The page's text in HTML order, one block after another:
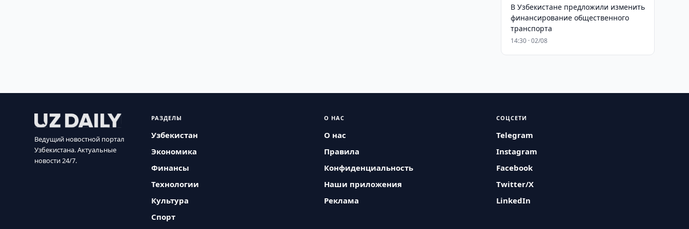
В Узбекистане предложили изменить
финансирование общественного
транспорта
14:30 · 02/08
Ведущий новостной портал
Узбекистана. Актуальные
новости 24/7.
РАЗДЕЛЫ
Узбекистан
Экономика
Финансы
Технологии
Культура
Спорт
О НАС
О нас
Правила
Конфиденциальность
Наши приложения
Реклама
СОЦСЕТИ
Telegram
Instagram
Facebook
Twitter/X
LinkedIn